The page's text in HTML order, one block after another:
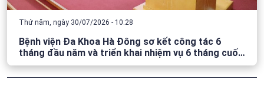
Thứ năm, ngày 30/07/2026 - 10:28
Bệnh viện Đa Khoa Hà Đông sơ kết công tác 6
tháng đầu năm và triển khai nhiệm vụ 6 tháng cuối
năm 2026